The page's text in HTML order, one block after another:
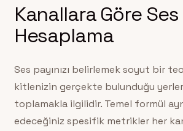
Kanallara Göre Ses
Hesaplama
Ses payınızı belirlemek soyut bir
kitlenizin gerçekte bulunduğu
toplamakla ilgilidir. Temel formül
edeceğiniz spesifik metrikler her